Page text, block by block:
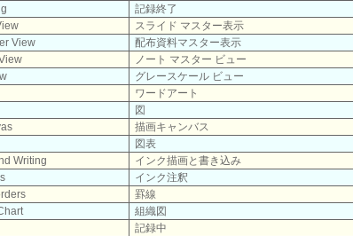
記録終了
スライド マスター表示
View
配布資料マスター表示
ノート マスター ビュー
グレースケール ビュー
ワードアート
図
描画キャンバス
図表
Writing
インク描画と書き込み
インク注釈
罫線
組織図
記録中